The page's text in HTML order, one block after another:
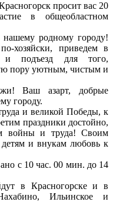
просит вас 20
в общеобластном
родному городу!
хозяйски, приведем в
подъезд для того,
пору уютным, чистым и
Ваш азарт, добрые
городу.
и великой Победы, к
праздники достойно,
войны и труда! Своим
и внукам любовь к
с 10 час. 00 мин. до 14
в Красногорске и в
Ильинское и